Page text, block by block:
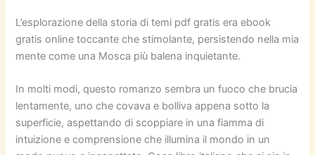
L’esplorazione della storia di temi pdf gratis era ebook
gratis online toccante che stimolante, persistendo nella mia
mente come una Mosca più balena inquietante.
In molti modi, questo romanzo sembra un fuoco che brucia
lentamente, uno che covava e bolliva appena sotto la
superficie, aspettando di scoppiare in una fiamma di
intuizione e comprensione che illumina il mondo in un